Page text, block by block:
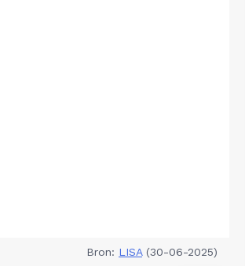
Bron: LISA(30-06-2025)